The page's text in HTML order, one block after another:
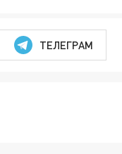
ТЕЛЕГРАМ